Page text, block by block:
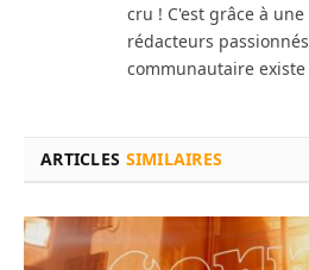
cru ! C'est grâce à
rédacteurs
communautaire
ARTICLES SIMILAIRES